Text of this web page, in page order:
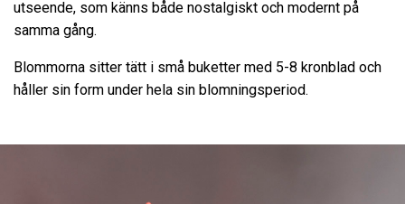
utseende, som känns både nostalgiskt och modernt på
samma gång.
Blommorna sitter tätt i små buketter med 5-8 kronblad och
håller sin form under hela sin blomningsperiod.